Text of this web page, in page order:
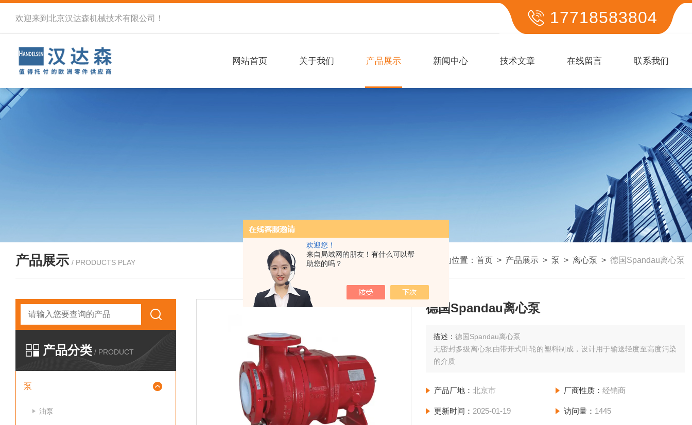
欢迎您！
来自局域网的朋友！有什么可以帮
助您的吗？
欢迎来到北京汉达森机械技术有限公司！ 17718583804
网站首页 关于我们 产品展示 新闻中心 技术文章 在线留言 联系我们
产品展示 / PRODUCTS PLAY 我的位置： 首页 > 产品展示 > 泵 > 离心泵 > 德国Spandau离心泵
产品分类 / PRODUCT
泵
油泵
德国Spandau离心泵
描述：德国Spandau离心泵
无密封多级离心泵由带开式叶轮的塑料制成，设计用于输送轻度至高度污染
的介质
产品厂地：北京市 厂商性质： 经销商
更新时间： 2025-01-19 访问量： 1445